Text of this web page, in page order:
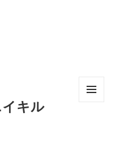
キル